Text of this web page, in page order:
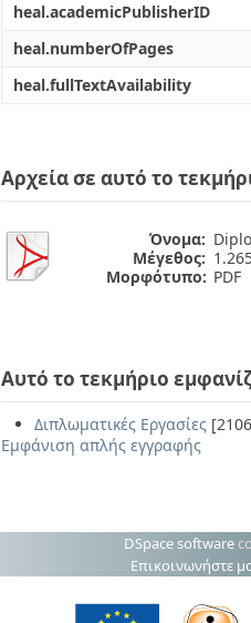
heal.academicPublisherID
heal.numberOfPages
heal.fullTextAvailability
Αρχεία σε αυτό το
Όνομα:
Μέγεθος:
Μορφότυπο: PDF
Αυτό το τεκμήριο
Διπλωματικές Εργασίες
Εμφάνιση απλής εγγραφής
DSpace software
Επικοινωνήστε